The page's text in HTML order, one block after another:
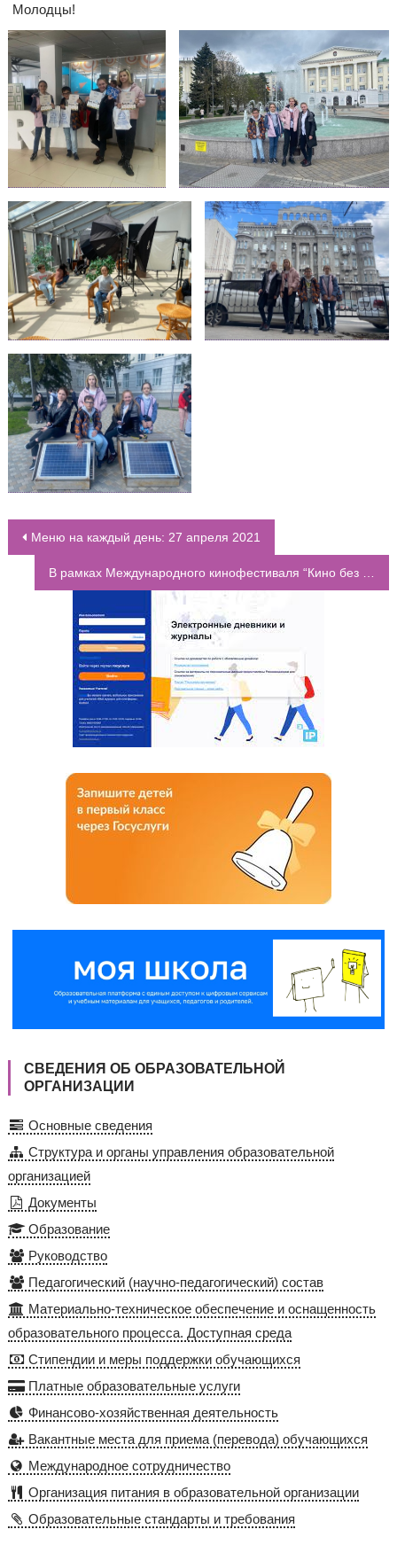
Молодцы!
НАВИГАЦИЯ ПО ЗАПИСЯМ
Меню на каждый день: 27 апреля 2021
СВЕДЕНИЯ ОБ ОБРАЗОВАТЕЛЬНОЙ
ОРГАНИЗАЦИИ
Основные сведения
Структура и органы управления образовательной
организацией
Документы
Образование
Руководство
Педагогический (научно-педагогический) состав
Материально-техническое обеспечение и оснащенность
образовательного процесса. Доступная среда
Стипендии и меры поддержки обучающихся
Платные образовательные услуги
Финансово-хозяйственная деятельность
Вакантные места для приема (перевода) обучающихся
Международное сотрудничество
Организация питания в образовательной организации
Образовательные стандарты и требования